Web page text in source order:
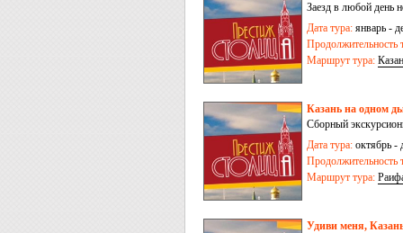
Заезд в любой день
Дата тура: январь -
Продолжительность
Маршрут тура:
Казань на одном
Сборный
Дата тура: октябрь -
Продолжительность
Маршрут тура:
Удиви меня,